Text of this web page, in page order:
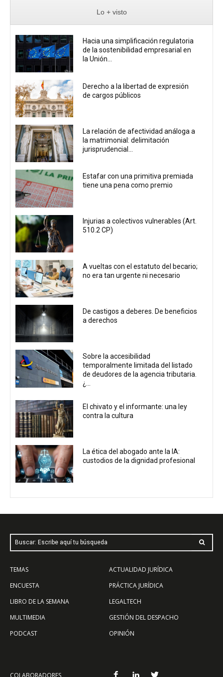
Lo + visto
Hacia una simplificación regulatoria
de la sostenibilidad empresarial en
la Unión...
Derecho a la libertad de expresión
de cargos públicos
La relación de afectividad análoga a
la matrimonial: delimitación
jurisprudencial...
Estafar con una primitiva premiada
tiene una pena como premio
Injurias a colectivos vulnerables (Art.
510.2 CP)
A vueltas con el estatuto del becario;
no era tan urgente ni necesario
De castigos a deberes. De beneficios
a derechos
Sobre la accesibilidad
temporalmente limitada del listado
de deudores de la agencia tributaria.
¿...
El chivato y el informante: una ley
contra la cultura
La ética del abogado ante la IA:
custodios de la dignidad profesional
Buscar: Escribe aquí tu búsqueda
TEMAS
ENCUESTA
LIBRO DE LA SEMANA
MULTIMEDIA
PODCAST
ACTUALIDAD JURÍDICA
PRÁCTICA JURÍDICA
LEGALTECH
GESTIÓN DEL DESPACHO
OPINIÓN
COLABORADORES